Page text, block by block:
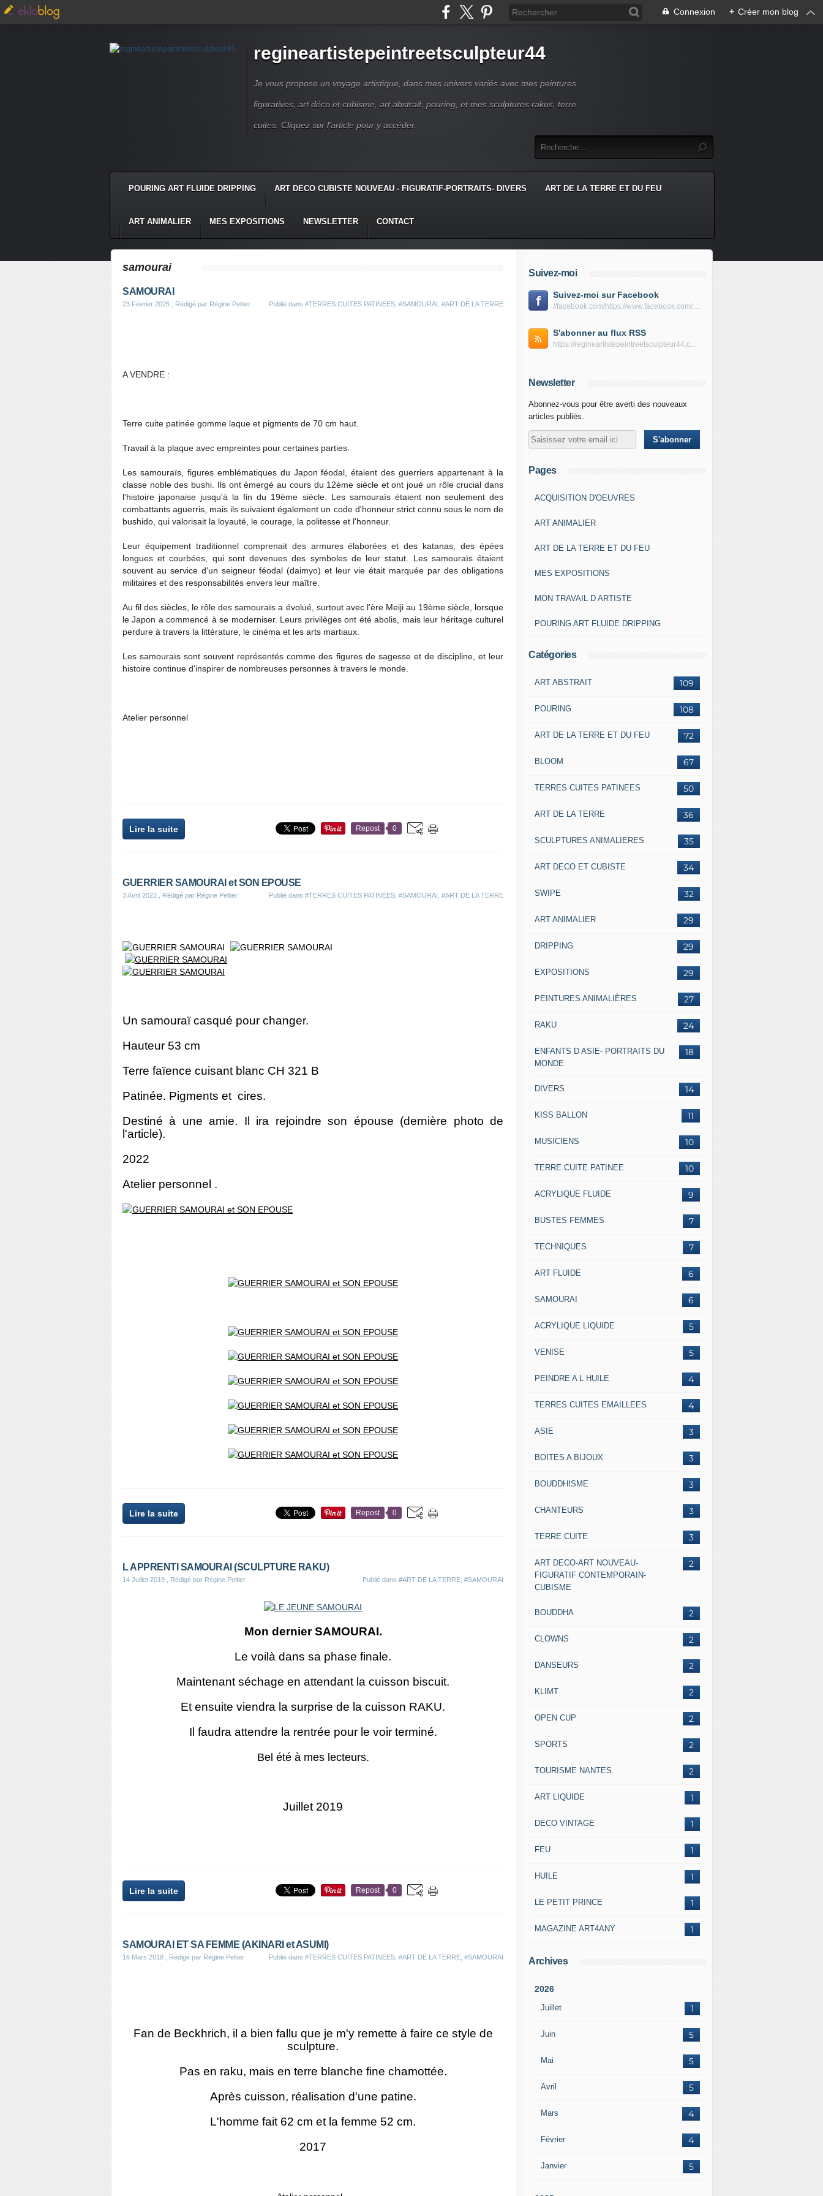
Connexion + Créer mon blog
regineartistepeintreetsculpteur44
Je vous propose un voyage artistique, dans mes univers variés avec mes peintures
figuratives, art déco et cubisme, art abstrait, pouring, et mes sculptures rakus, terre
cuites. Cliquez sur l'article pour y accéder.
POURING ART FLUIDE DRIPPING ART DECO CUBISTE NOUVEAU - FIGURATIF-PORTRAITS- DIVERS ART DE LA TERRE ET DU FEU
ART ANIMALIER MES EXPOSITIONS NEWSLETTER CONTACT
samourai
SAMOURAI
23 Février 2025 , Rédigé par Régine Peltier Publié dans #TERRES CUITES PATINEES #SAMOURAI #ART DE LA TERRE
A VENDRE :
Terre cuite patinée gomme laque et pigments de 70 cm haut.
Travail à la plaque avec empreintes pour certaines parties.
Les samouraïs, figures emblématiques du Japon féodal, étaient des guerriers appartenant à la
classe noble des bushi. Ils ont émergé au cours du 12ème siècle et ont joué un rôle crucial dans
l'histoire japonaise jusqu'à la fin du 19ème siècle. Les samouraïs étaient non seulement des
combattants aguerris, mais ils suivaient également un code d'honneur strict connu sous le nom de
bushido, qui valorisait la loyauté, le courage, la politesse et l'honneur.
Leur équipement traditionnel comprenait des armures élaborées et des katanas, des épées
longues et courbées, qui sont devenues des symboles de leur statut. Les samouraïs étaient
souvent au service d'un seigneur féodal (daimyo) et leur vie était marquée par des obligations
militaires et des responsabilités envers leur maître.
Au fil des siècles, le rôle des samouraïs a évolué, surtout avec l'ère Meiji au 19ème siècle, lorsque
le Japon a commencé à se moderniser. Leurs privilèges ont été abolis, mais leur héritage culturel
perdure à travers la littérature, le cinéma et les arts martiaux.
Les samouraïs sont souvent représentés comme des figures de sagesse et de discipline, et leur
histoire continue d'inspirer de nombreuses personnes à travers le monde.
Atelier personnel
Lire la suite Repost 0
GUERRIER SAMOURAI et SON EPOUSE
3 Avril 2022 , Rédigé par Régine Peltier Publié dans #TERRES CUITES PATINEES #SAMOURAI #ART DE LA TERRE
Un samouraï casqué pour changer.
Hauteur 53 cm
Terre faïence cuisant blanc CH 321 B
Patinée. Pigments et cires.
Destiné à une amie. Il ira rejoindre son épouse (dernière photo de
l'article).
2022
Atelier personnel .
Lire la suite Repost 0
L APPRENTI SAMOURAI (SCULPTURE RAKU)
14 Juillet 2019 , Rédigé par Régine Peltier Publié dans #ART DE LA TERRE #SAMOURAI
Mon dernier SAMOURAI.
Le voilà dans sa phase finale.
Maintenant séchage en attendant la cuisson biscuit.
Et ensuite viendra la surprise de la cuisson RAKU.
Il faudra attendre la rentrée pour le voir terminé.
Bel été à mes lecteurs.
Juillet 2019
Lire la suite Repost 0
SAMOURAI ET SA FEMME (AKINARI et ASUMI)
16 Mars 2018 , Rédigé par Régine Peltier Publié dans #TERRES CUITES PATINEES #ART DE LA TERRE #SAMOURAI
Fan de Beckhrich, il a bien fallu que je m'y remette à faire ce style de
sculpture.
Pas en raku, mais en terre blanche fine chamottée.
Après cuisson, réalisation d'une patine.
L'homme fait 62 cm et la femme 52 cm.
2017
Suivez-moi
Suivez-moi sur Facebook
//facebook.com/https://www.facebook.com/peltierregine
S'abonner au flux RSS
https://regineartistepeintreetsculpteur44.com/rss
Newsletter
Abonnez-vous pour être averti des nouveaux
articles publiés.
Pages
ACQUISITION D'OEUVRES
ART ANIMALIER
ART DE LA TERRE ET DU FEU
MES EXPOSITIONS
MON TRAVAIL D ARTISTE
POURING ART FLUIDE DRIPPING
Catégories
109
ART ABSTRAIT
108
POURING
72
ART DE LA TERRE ET DU FEU
67
BLOOM
50
TERRES CUITES PATINEES
36
ART DE LA TERRE
35
SCULPTURES ANIMALIERES
34
ART DECO ET CUBISTE
32
SWIPE
29
ART ANIMALIER
29
DRIPPING
29
EXPOSITIONS
27
PEINTURES ANIMALIÈRES
24
RAKU
18
ENFANTS D ASIE- PORTRAITS DU
MONDE
14
DIVERS
11
KISS BALLON
10
MUSICIENS
10
TERRE CUITE PATINEE
9
ACRYLIQUE FLUIDE
7
BUSTES FEMMES
7
TECHNIQUES
6
ART FLUIDE
6
SAMOURAI
5
ACRYLIQUE LIQUIDE
5
VENISE
4
PEINDRE A L HUILE
4
TERRES CUITES EMAILLEES
3
ASIE
3
BOITES A BIJOUX
3
BOUDDHISME
3
CHANTEURS
3
TERRE CUITE
2
ART DECO-ART NOUVEAU-
FIGURATIF CONTEMPORAIN-
CUBISME
2
BOUDDHA
2
CLOWNS
2
DANSEURS
2
KLIMT
2
OPEN CUP
2
SPORTS
2
TOURISME NANTES.
1
ART LIQUIDE
1
DECO VINTAGE
1
FEU
1
HUILE
1
LE PETIT PRINCE
1
MAGAZINE ART4ANY
Archives
2026
Juillet 1
Juin 5
Mai 5
Avril 5
Mars 4
Février 4
Janvier 5